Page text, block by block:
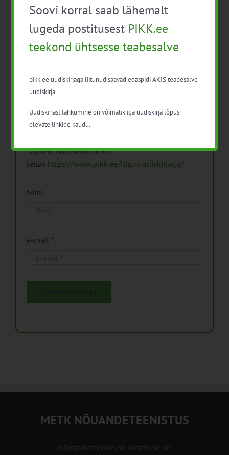
Pikk.ee uudiskirjaga liitumine.
Isikuandmeid töötleme vastavalt
Isikuandmete
Täpsem liitumisvorm on
leitav https://www.pikk.ee/liitu-uudiskirjaga/
Nimi
e-mail *
METK NÕUANDETEENISTUS
Nõuandeteenistuse nimetuse alt
Soovi korral saab lähemalt
lugeda postitusest PIKK.ee
teekond ühtsesse teabesalve
pikk.ee uudiskirjaga liitunud saavad edaspidi AKIS teabesalve
uudiskirja.
Uudiskirjast lahkumine on võimalik iga uudiskirja lõpus
olevate linkide kaudu.